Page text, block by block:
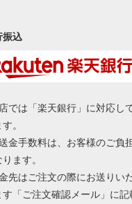
振込
では「楽天銀行」に対応し
。
金手数料は、お客様のご負
ます。
先はご注文の際にお送りい
す「ご注文確認メール」に記